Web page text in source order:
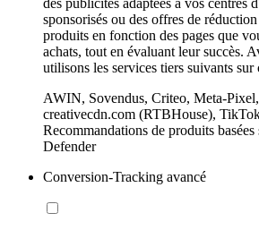
sponsorisés ou des offres de
produits en fonction des pages que
achats, tout en évaluant leur succès.
utilisons les services tiers suivants sur
AWIN, Sovendus, Criteo, Meta-
creativecdn.com (RTBHouse),
Recommandations de produits
Defender
Conversion-Tracking avancé